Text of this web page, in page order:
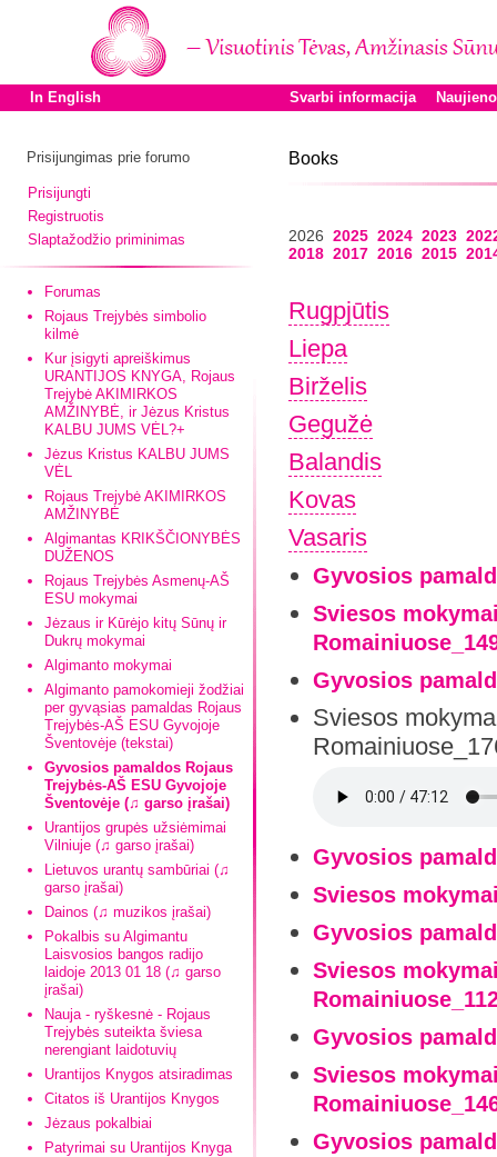
In English Svarbi informacija
Prisijungimas prie forumo
Prisijungti
Registruotis
Slaptažodžio priminimas
Forumas
Rojaus Trejybės simbolio
kilmė
Kur įsigyti apreiškimus
URANTIJOS KNYGA, Rojaus
Trejybė AKIMIRKOS
AMŽINYBĖ, ir Jėzus Kristus
KALBU JUMS VĖL?+
Jėzus Kristus KALBU JUMS
VĖL
Rojaus Trejybė AKIMIRKOS
AMŽINYBĖ
Algimantas KRIKŠČIONYBĖS
DUŽENOS
Rojaus Trejybės Asmenų-AŠ
ESU mokymai
Jėzaus ir Kūrėjo kitų Sūnų ir
Dukrų mokymai
Algimanto mokymai
Algimanto pamokomieji žodžiai
per gyvąsias pamaldas Rojaus
Trejybės-AŠ ESU Gyvojoje
Šventovėje (tekstai)
Gyvosios pamaldos Rojaus
Trejybės-AŠ ESU Gyvojoje
Šventovėje (♫ garso įrašai)
Urantijos grupės užsiėmimai
Vilniuje (♫ garso įrašai)
Lietuvos urantų sambūriai (♫
garso įrašai)
Dainos (♫ muzikos įrašai)
Pokalbis su Algimantu
Laisvosios bangos radijo
laidoje 2013 01 18 (♫ garso
įrašai)
Nauja - ryškesnė - Rojaus
Trejybės suteikta šviesa
nerengiant laidotuvių
Urantijos Knygos atsiradimas
Citatos iš Urantijos Knygos
Jėzaus pokalbiai
Patyrimai su Urantijos Knyga
Books
2026 2025 2024 2023
2018 2017 2016 2015
Rugpjūtis
Liepa
Birželis
Gegužė
Balandis
Kovas
Vasaris
Gyvosios
Sviesos
Gyvosios
Sviesos
Gyvosios
Sviesos
Gyvosios
Sviesos
Gyvosios
Sviesos
Gyvosios